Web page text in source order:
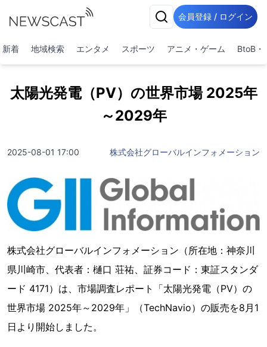
会員登録 / ログイン
新着 地域検索 エンタメ スポーツ アニメ・ゲーム BtoB・
太陽光発電（PV）の世界市場 2025年
～2029年
2025-08-01 17:00 株式会社グローバルインフォメーション
株式会社グローバルインフォメーション（所在地：神奈川
県川崎市、代表者：樋口 荘祐、証券コード：東証スタンダ
ード 4171）は、市場調査レポート「太陽光発電（PV）の
世界市場 2025年～2029年」（TechNavio）の販売を8月1
日より開始しました。